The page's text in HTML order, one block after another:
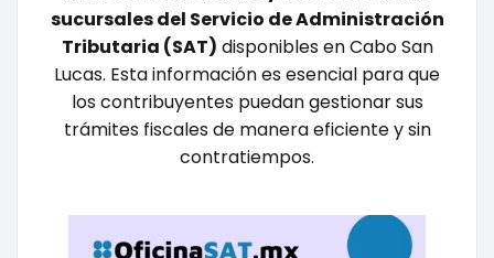
sucursales del Servicio de Administración
Tributaria (SAT) disponibles en Cabo San
Lucas. Esta información es esencial para que
los contribuyentes puedan gestionar sus
trámites fiscales de manera eficiente y sin
contratiempos.